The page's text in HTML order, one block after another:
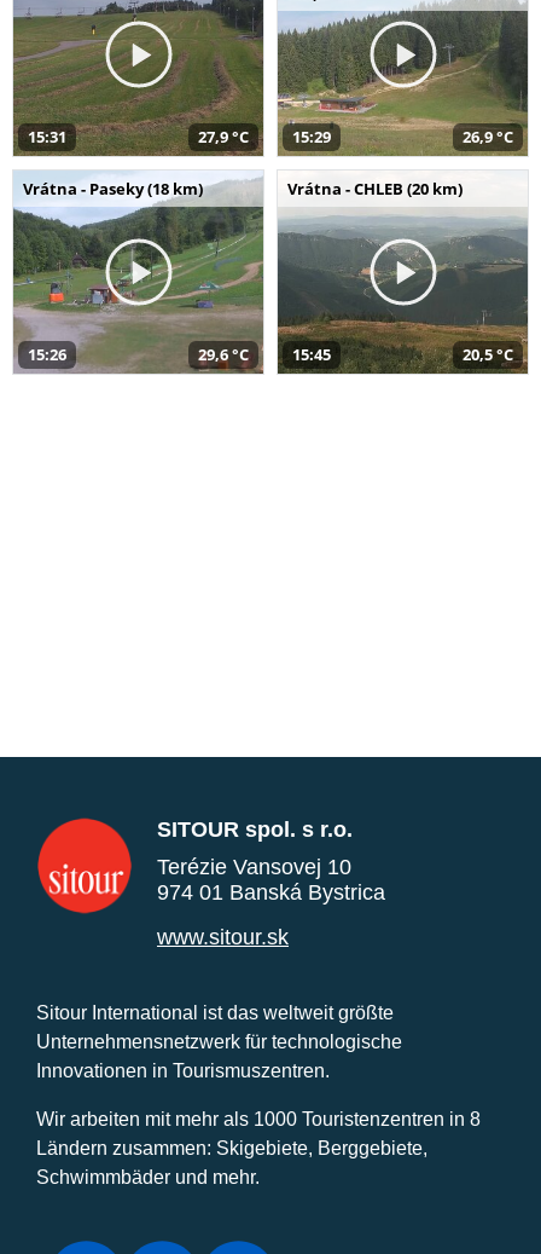
15:31 27,9 °C 15:29 26,9 °C
Vrátna - Paseky (18 km)
15:26 29,6 °C
Vrátna - CHLEB (20 km)
15:45 20,5 °C
SITOUR spol. s r.o.
Terézie Vansovej 10
974 01 Banská Bystrica
www.sitour.sk
Sitour International ist das weltweit größte
Unternehmensnetzwerk für technologische
Innovationen in Tourismuszentren.
Wir arbeiten mit mehr als 1000 Touristenzentren in 8
Ländern zusammen: Skigebiete, Berggebiete,
Schwimmbäder und mehr.